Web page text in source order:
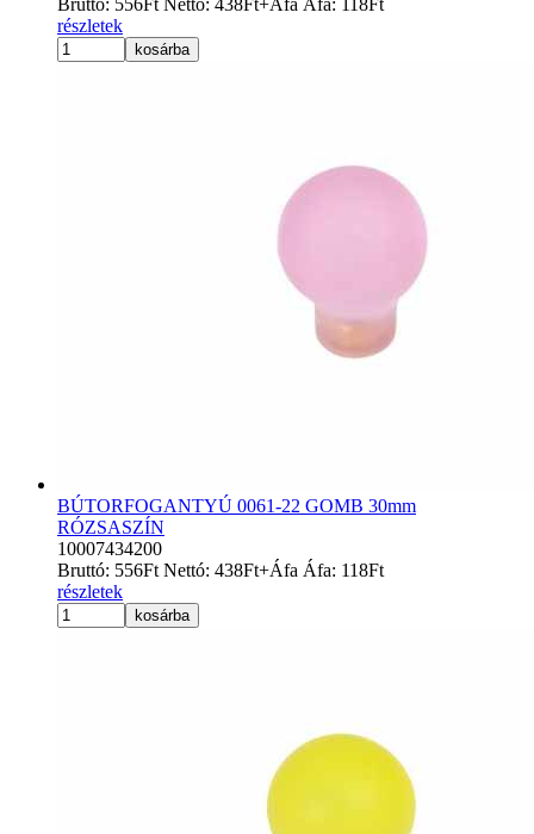
részletek
kosárba
BÚTORFOGANTYÚ 0061-22 GOMB 30mm
RÓZSASZÍN
10007434200
Bruttó: 556Ft Nettó: 438Ft+Áfa Áfa: 118Ft
részletek
kosárba